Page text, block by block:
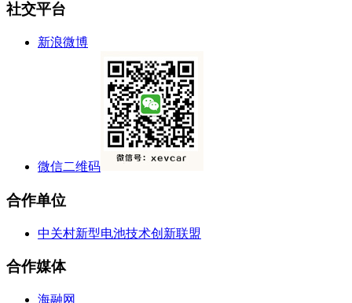
社交平台
新浪微博
微信二维码
合作单位
中关村新型电池技术创新联盟
合作媒体
海融网